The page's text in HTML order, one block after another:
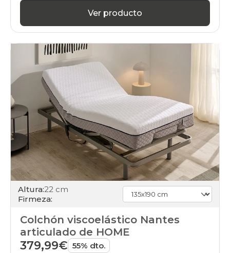
Ver producto
Altura:22 cm
Firmeza:
Colchón viscoelástico Nantes
articulado de HOME
379,99€ 55% dto.